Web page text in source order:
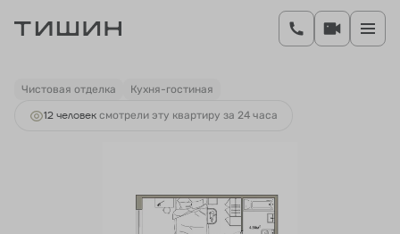
2-комнатная60.77 м 10 795 426 руб.
Ипотекаот 40 080 руб.
Чистовая отделка Кухня-гостиная
12 человек смотрели эту квартиру за 24 часа